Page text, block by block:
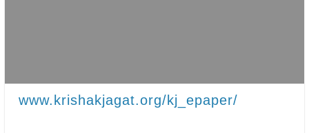
www.krishakjagat.org/kj_epaper/